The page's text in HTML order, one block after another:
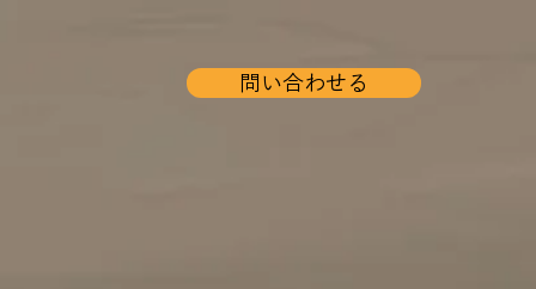
問い合わせる